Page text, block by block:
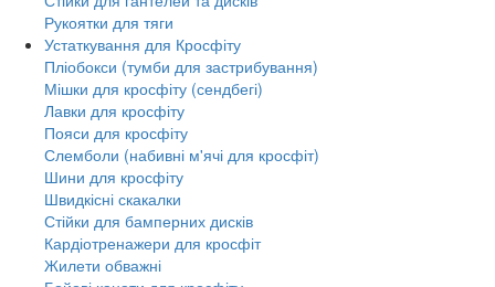
Рукоятки для тяги
Устаткування для Кросфіту
Пліобокси (тумби для застрибування)
Мішки для кросфіту (сендбегі)
Лавки для кросфіту
Пояси для кросфіту
Слемболи (набивні м'ячі для кросфіт)
Шини для кросфіту
Швидкісні скакалки
Стійки для бамперних дисків
Кардіотренажери для кросфіт
Жилети обважні